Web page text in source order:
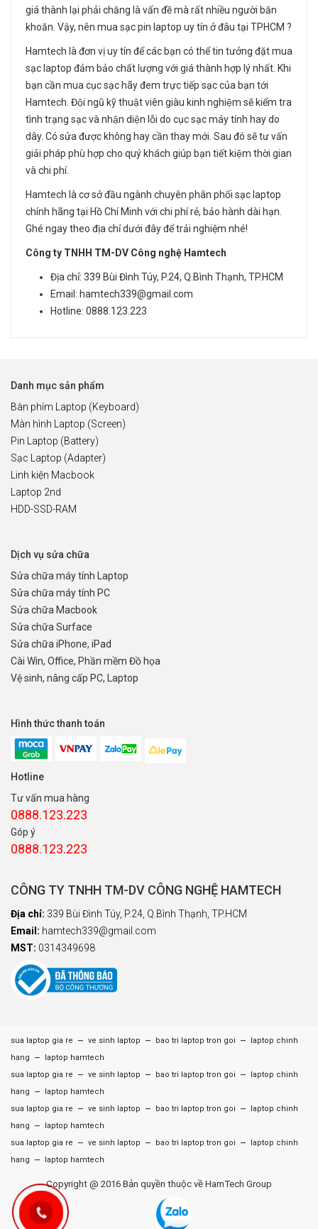
giá thành lại phải chăng là vấn đề mà rất nhiều người băn
khoăn. Vậy, nên mua sạc pin laptop uy tín ở đâu tại TPHCM ?
Hamtech là đơn vị uy tín để các bạn có thể tin tưởng đặt mua
sạc laptop đảm bảo chất lượng với giá thành hợp lý nhất. Khi
bạn cần mua cục sạc hãy đem trực tiếp sạc của bạn tới
Hamtech. Đội ngũ kỹ thuật viên giàu kinh nghiệm sẽ kiểm tra
tình trạng sạc và nhận diện lỗi do cục sạc máy tính hay do
dây. Có sửa được không hay cần thay mới. Sau đó sẽ tư vấn
giải pháp phù hợp cho quý khách giúp bạn tiết kiệm thời gian
và chi phí.
Hamtech là cơ sở đầu ngành chuyên phân phối sạc laptop
chính hãng tại Hồ Chí Minh với chi phí rẻ, bảo hành dài hạn.
Ghé ngay theo địa chỉ dưới đây để trải nghiệm nhé!
Công ty TNHH TM-DV Công nghệ Hamtech
Địa chỉ: 339 Bùi Đình Túy, P.24, Q.Bình Thạnh, TP.HCM
Email: hamtech339@gmail.com
Hotline: 0888.123.223
Danh mục sản phẩm
Bàn phím Laptop (Keyboard)
Màn hình Laptop (Screen)
Pin Laptop (Battery)
Sạc Laptop (Adapter)
Linh kiện Macbook
Laptop 2nd
HDD-SSD-RAM
Dịch vụ sửa chữa
Sửa chữa máy tính Laptop
Sửa chữa máy tính PC
Sửa chữa Macbook
Sửa chữa Surface
Sửa chữa iPhone, iPad
Cài Win, Office, Phần mềm Đồ họa
Vệ sinh, nâng cấp PC, Laptop
Hình thức thanh toán
Hotline
Tư vấn mua hàng
0888.123.223
Góp ý
0888.123.223
CÔNG TY TNHH TM-DV CÔNG NGHỆ HAMTECH
Địa chỉ: 339 Bùi Đình Túy, P.24, Q.Bình Thạnh, TP.HCM
Email: hamtech339@gmail.com
MST: 0314349698
sua laptop gia re – ve sinh laptop – bao tri laptop tron goi –
laptop chinh
hang
–
laptop hamtech
sua laptop gia re
– ve sinh laptop – bao tri laptop tron goi –
laptop chinh
hang
–
laptop hamtech
sua laptop gia re
– ve sinh laptop – bao tri laptop tron goi –
laptop chinh
hang
–
laptop hamtech
sua laptop gia re
– ve sinh laptop – bao tri laptop tron goi –
laptop chinh
hang
– laptop hamtech
Copyright @ 2016 Bản quyền thuộc về HamTech Group